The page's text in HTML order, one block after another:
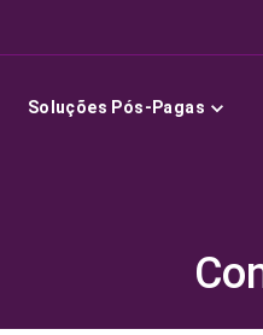
Soluções Pós-Pagas